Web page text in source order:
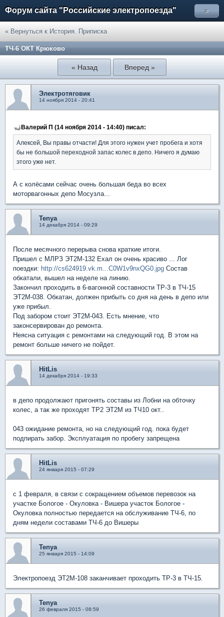
Форум сайта "Российские электропоезда" »
« Вернуться к История. Приписка
ТЧ-6 ОКТ Крюково
« Назад Вперед »
Электротяговик
14 ноября 2014 - 20:41
Валерий П (14 ноября 2014 - 14:40) писал:
Алексей, Вы правы отчасти! Для этого нужен учет пробега и хотя
бы не большой переходной запас колес в депо. Ничего я думаю
этого уже нет.
А с колёсами сейчас очень большая беда во всех
моторвагонных депо Мосузла...
Tenya
14 декабря 2014 - 09:29
После месячного перерыва снова краткие итоги.
Пришел с МЛРЗ ЭТ2М-132 Ехал он очень красиво ... Лог
поездки: http://cs624919.vk.m...C0W1v9nxQG0.jpg Состав
обкатали, вышел на неделе на линию.
Закончил проходить в 6-вагонной составности ТР-3 в ТЧ-15
ЭТ2М-038. Обкатан, должен прибыть со дня на день в депо или
уже прибыл.
Под забором стоит ЭТ2М-043. Есть мнение, что
законсервирован до ремонта.
Неясна ситуация с ремонтами на следующий год. В этом на
ремонт больше ничего не пойдет.
HitLis
14 декабря 2014 - 19:33
в депо продолжают пригонять составы из Лобни на обточку
колес, а так же проходят ТР2 ЭТ2М из ТЧ10 окт..
043 ожидание ремонта, но на следующий год. пока будет
подпирать забор. Эксплуатация по пробегу запрещена
HitLis
24 января 2015 - 07:29
с 1 февраля, в связи с сокращением объемов перевозок на
участке Бологое - Окуловка - Вишера участок Бологое -
Окуловка полностью передается на обслуживание ТЧ-6, по
дням недели составами ТЧ-6 до Вишеры
Tenya
25 января 2015 - 14:09
Электропоезд ЭТ2М-108 заканчивает проходить ТР-3 в ТЧ-15.
Tenya
26 февраля 2015 - 08:59